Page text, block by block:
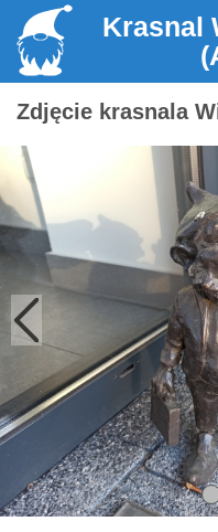
Krasnal
Zdjęcie krasnala